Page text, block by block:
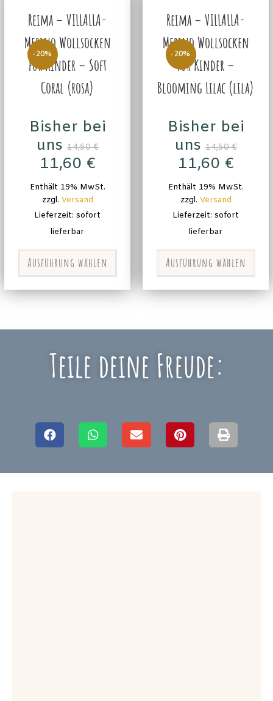
-20%
Reima – VILLALLA-
Merino Wollsocken
für Kinder – Soft
Coral (rosa)
Bisher bei
uns 14,50€
11,60 €
Enthält 19% MwSt.
zzgl. Versand
Lieferzeit: sofort
lieferbar
Ausführung wählen
-20%
Reima – VILLALLA-
Merino Wollsocken
für Kinder –
Blooming Lilac (lila)
Bisher bei
uns 14,50€
11,60 €
Enthält 19% MwSt.
zzgl. Versand
Lieferzeit: sofort
lieferbar
Ausführung wählen
Teile deine Freude: